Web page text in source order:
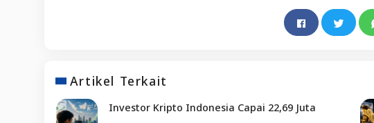
Artikel Terkait
Investor Kripto Indonesia Capai 22,69 Juta